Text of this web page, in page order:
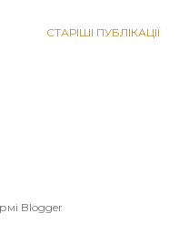
СТАРІШІ ПУБЛІКАЦІЇ
Blogger